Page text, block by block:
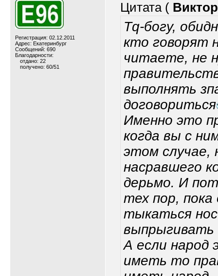
Регистрация: 02.12.2011
Адрес: Екатеринбург
Сообщений: 690
Благодарности:
отдано: 22
получено: 60/51
Цитата (
Tq-богу,
кто говорят
читаете, не
выполнять
договориться
Именно это
когда вы с
этом случае,
насравшего
дерьмо. И
тех пор, пока
тыкаться
выпрыгивать
А если народ
иметь то